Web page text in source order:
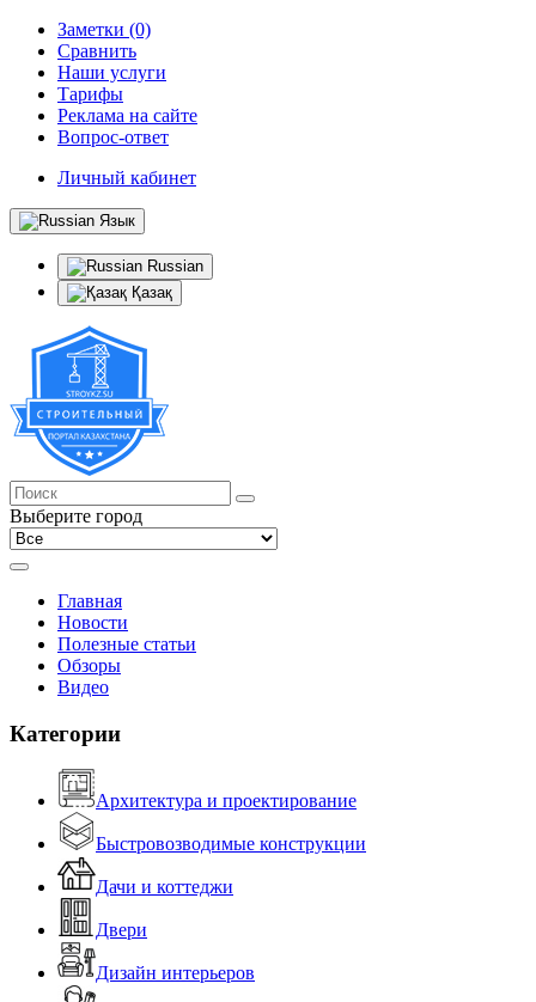
Заметки (0)
Сравнить
Наши услуги
Тарифы
Реклама на сайте
Вопрос-ответ
Личный кабинет
Язык
Russian
Қазақ
Выберите город
Главная
Новости
Полезные статьи
Обзоры
Видео
Категории
Архитектура и проектирование
Быстровозводимые конструкции
Дачи и коттеджи
Двери
Дизайн интерьеров